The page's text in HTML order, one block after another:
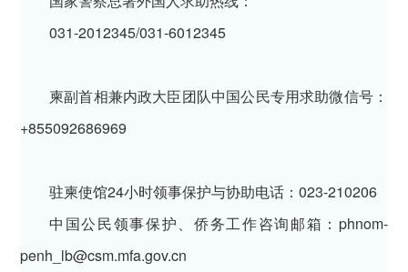
031-2012345/031-6012345
柬副首相兼内政大臣团队中国公民专用求助微信号：
+855092686969
驻柬使馆24小时领事保护与协助电话：023-210206
中国公民领事保护、侨务工作咨询邮箱：phnom-
penh_lb@csm.mfa.gov.cn